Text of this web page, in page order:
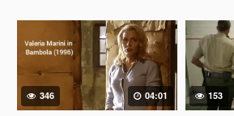
346 04:01 153